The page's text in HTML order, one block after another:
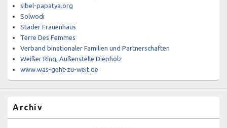
sibel-papatya.org
Solwodi
Stader Frauenhaus
Terre Des Femmes
Verband binationaler Familien und Partnerschaften
Weißer Ring, Außenstelle Diepholz
www.was-geht-zu-weit.de
Archiv